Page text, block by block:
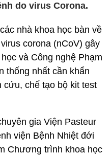
do virus Corona.
nhà khoa học bàn về
corona (nCoV) gây
và Công nghệ Phạm
thống nhất cần khẩn
chế tạo bộ kit test
gia Viện Pasteur
viện Bệnh Nhiệt đới
Chương trình khoa học